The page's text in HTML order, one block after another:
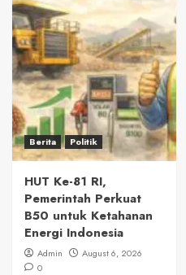
Berita Politik
HUT Ke-81 RI,
Pemerintah Perkuat
B50 untuk Ketahanan
Energi Indonesia
Admin
August 6, 2026
0